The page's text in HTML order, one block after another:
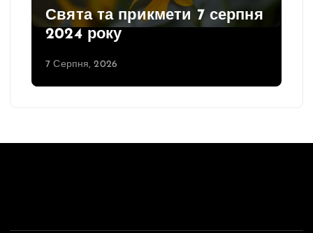
Свята та прикмети 7 серпня
2024 року
7 Серпня, 2026